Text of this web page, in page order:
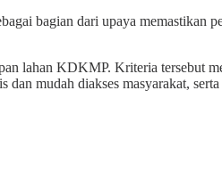
bagian dari upaya memastikan
lahan KDKMP. Kriteria tersebut
mudah diakses masyarakat,